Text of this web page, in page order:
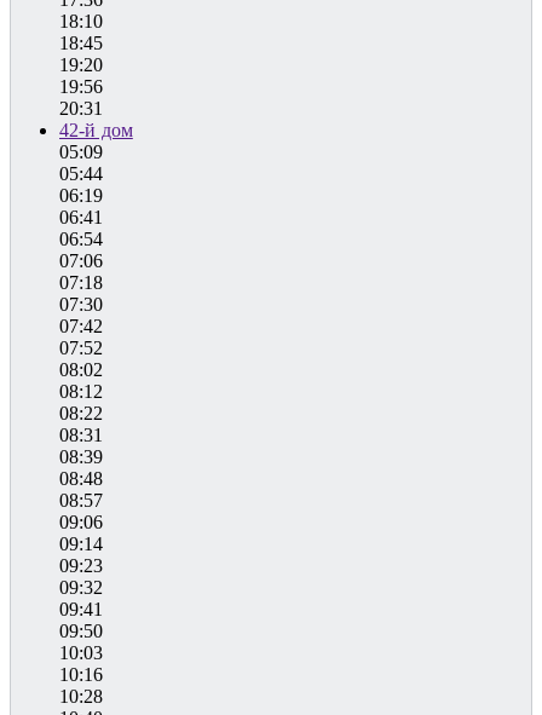
18:10
18:45
19:20
19:56
20:31
42-й дом
05:09
05:44
06:19
06:41
06:54
07:06
07:18
07:30
07:42
07:52
08:02
08:12
08:22
08:31
08:39
08:48
08:57
09:06
09:14
09:23
09:32
09:41
09:50
10:03
10:16
10:28